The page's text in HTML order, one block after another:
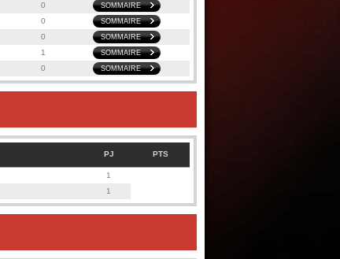
0 SOMMAIRE
0 SOMMAIRE
0 SOMMAIRE
1 SOMMAIRE
0 SOMMAIRE
PJ PTS
1
1